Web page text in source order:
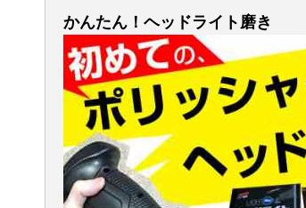
かんたん！ヘッドライト磨き